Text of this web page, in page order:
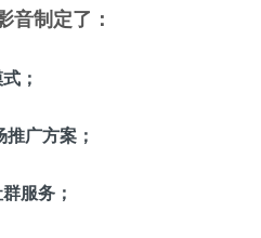
音制定了：
；
广方案；
服务；